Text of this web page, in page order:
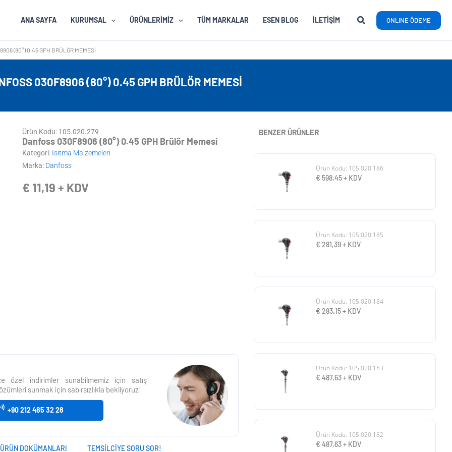
ANA SAYFA KURUMSAL ÜRÜNLERIMIZ TÜM MARKALAR ESEN BLOG İLETIŞIM ONLINE ÖDEME
(80°) 0.45 GPH BRÜLÖR MEMESI
030F8906 (80°) 0.45 GPH BRÜLÖR MEMESI
Ürün Kodu: 105.020.279
Danfoss 030F8906 (80°) 0.45 GPH Brülör Memesi
Kategori: Isıtma Malzemeleri
Marka: Danfoss
€ 11,19 + KDV
özel indirimler sunabilmemiz için satış
sunmak için sabırsızlıkla bekliyoruz!
+90 212 485 32 28
ÜRÜN DOKÜMANLARI TEMSILCIYE SORU SOR!
BENZER ÜRÜNLER
Ürün Kodu: 105.020.186
€ 598,45+ KDV
Ürün Kodu: 105.020.185
€ 281,39+ KDV
Ürün Kodu: 105.020.184
€ 283,15+ KDV
Ürün Kodu: 105.020.183
€ 487,63+ KDV
Ürün Kodu: 105.020.182
€ 487,63+ KDV